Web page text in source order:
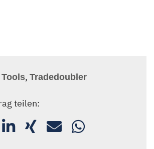
Tools, Tradedoubler
teilen: